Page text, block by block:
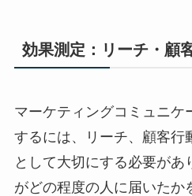
効果測定：リーチ・顧
マーケティングコミュニケ
するには、リーチ、顧客行
として大切にする必要があ
がどの程度の人に届いたか